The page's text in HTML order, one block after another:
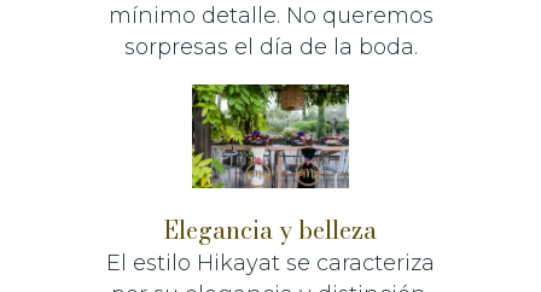
mínimo detalle. No queremos
sorpresas el día de la boda.
Elegancia y belleza
El estilo Hikayat se caracteriza